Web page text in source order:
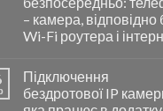
– камера, відповідно
Wi-Fi роутера і
Підключення
бездротової IP